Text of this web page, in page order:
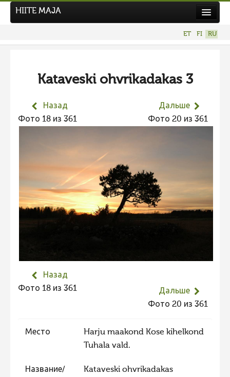
Hiite kuvavõistlus 2026
Фотоконкурс 2025
Видео 2025
Не учитываются 2024
Видео 2024
Фотоконкурс 2022
Фотоконкурс 2021
Фотоконкурс 2020
HIITE MAJA
ET FI RU
Kataveski ohvrikadakas 3
Назад
Фото 18 из 361
Дальше
Фото 20 из 361
Назад
Фото 18 из 361
Дальше
Фото 20 из 361
Место
Harju maakond Kose kihelkond
Tuhala vald.
Название/
Kataveski ohvrikadakas